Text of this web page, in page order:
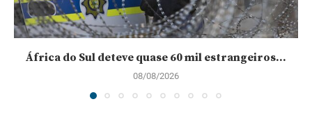
África do Sul deteve quase 60 mil estrangeiros...
08/08/2026